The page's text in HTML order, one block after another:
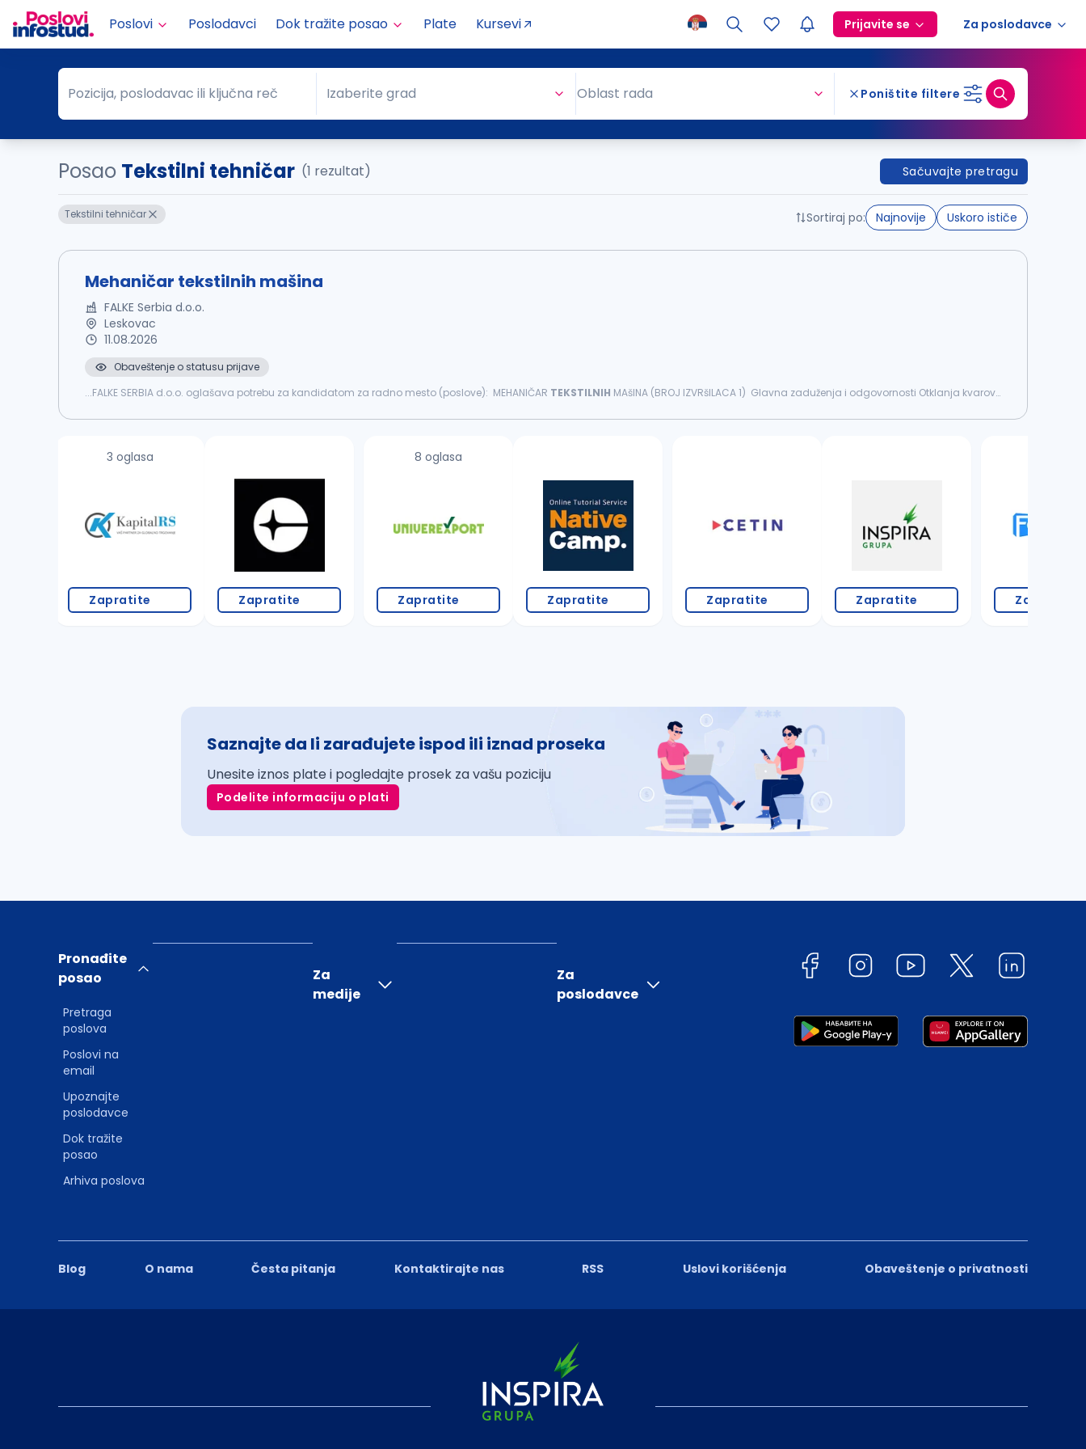
Poslovi Poslodavci Dok tražite posao Plate Kursevi Prijavite se Za poslodavce
Pozicija, poslodavac ili ključna reč
Pozicija, poslodavac ili ključna reč Grad
Izaberite grad Oblast rada Poništite filtere
Posao Tekstilni tehničar (1 rezultat) Sačuvajte pretragu
Tekstilni tehničar Sortiraj po: Najnovije Uskoro ističe
Mehaničar tekstilnih mašina
FALKE Serbia d.o.o.
Leskovac
11.08.2026
Obaveštenje o statusu prijave
...FALKE SERBIA d.o.o. oglašava potrebu za kandidatom za radno mesto (poslove): MEHANIČAR TEKSTILNIH MAšINA (BROJ IZVRšILACA 1) Glavna zaduženja i odgovornosti Otklanja kvarove
3 oglasa
Zapratite Zapratite
8 oglasa
Zapratite Zapratite Zapratite Zapratite Zapratite
Saznajte da li zarađujete ispod ili iznad proseka
Unesite iznos plate i pogledajte prosek za vašu poziciju
Podelite informaciju o plati
Blog O nama Česta pitanja Kontaktirajte nas RSS Uslovi korišćenja Obaveštenje o privatnosti
Pronađite
posao
Pretraga
poslova
Poslovi na
email
Upoznajte
poslodavce
Dok tražite
posao
Arhiva poslova
Za
medije
Za
poslodavce